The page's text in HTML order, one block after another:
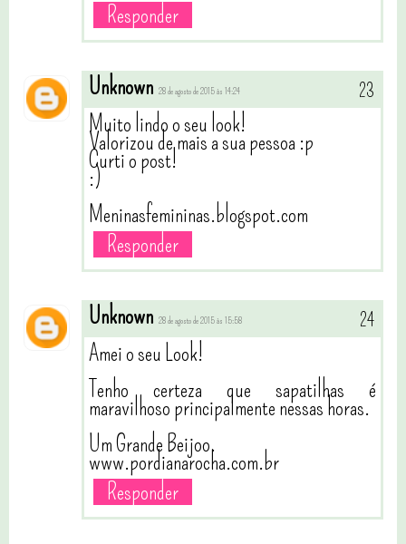
Responder
Unknown 28 de agosto de 2015 às 14:24
Muito lindo o seu look!
Valorizou de mais a sua pessoa :p
Curti o post!
:)
Meninasfemininas.blogspot.com
Responder
Unknown 28 de agosto de 2015 às 15:58
Amei o seu Look!
Tenho certeza que sapatilhas é
maravilhoso principalmente nessas horas.
Um Grande Beijoo.
www.pordianarocha.com.br
Responder